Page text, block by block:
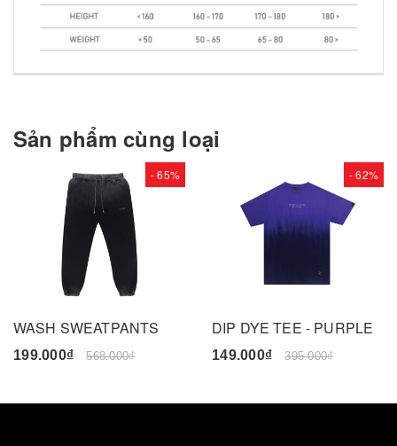
Sản phẩm cùng loại
- 65%
WASH SWEATPANTS
199.000₫ 568.000₫
- 62%
DIP DYE TEE - PURPLE
149.000₫ 395.000₫